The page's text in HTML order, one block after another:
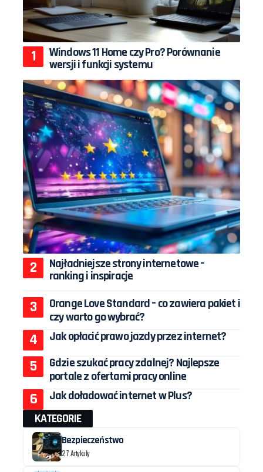
Windows 11 Home czy Pro? Porównanie
wersji i funkcji systemu
Najładniejsze strony internetowe –
ranking i inspiracje
Orange Love Standard – co zawiera pakiet i
czy warto go wybrać?
Jak opłacić prawo jazdy przez internet?
Gdzie szukać pracy zdalnej? Najlepsze
portale z ofertami pracy online
Jak doładować internet w Plus?
KATEGORIE
Bezpieczeństwo
27 Artykuły